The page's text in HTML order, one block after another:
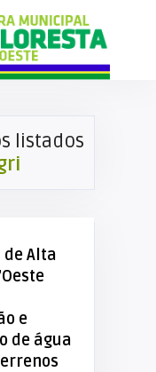
listados
Alta
e
de água